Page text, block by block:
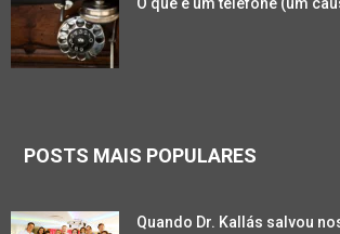
POSTS MAIS POPULARES
Quando Dr. Kallás salvou